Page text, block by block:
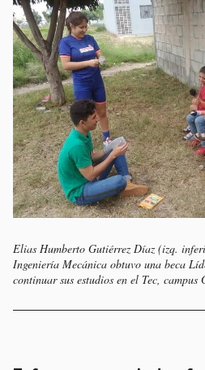
Elias Humberto Gutiérrez Díaz (izq.
Ingeniería Mecánica obtuvo una beca
continuar sus estudios en el Tec, campus